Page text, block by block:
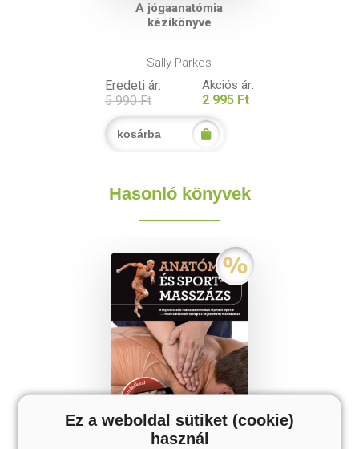
A jógaanatómia
kézikönyve
Sally Parkes
Eredeti ár:
5 990 Ft
Akciós ár:
2 995 Ft
kosárba
Hasonló könyvek
Ez a weboldal sütiket (cookie)
használ